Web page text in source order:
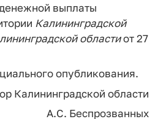
выплаты
Калининградской
областиот 27
опубликования.
Калининградской области
А.С. Беспрозванных